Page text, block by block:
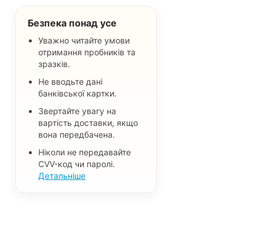
Безпека понад усе
Уважно читайте умови
отримання пробників та
зразків.
Не вводьте дані
банківської картки.
Звертайте увагу на
вартість доставки, якщо
вона передбачена.
Ніколи не передавайте
CVV-код чи паролі.
Детальніше